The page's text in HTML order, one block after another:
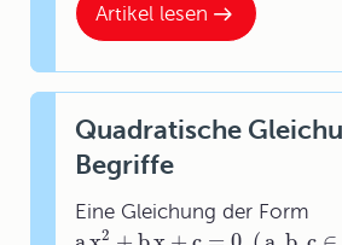
Artikel lesen
Quadratische
Begriffe
Eine Gleichung der Form
2